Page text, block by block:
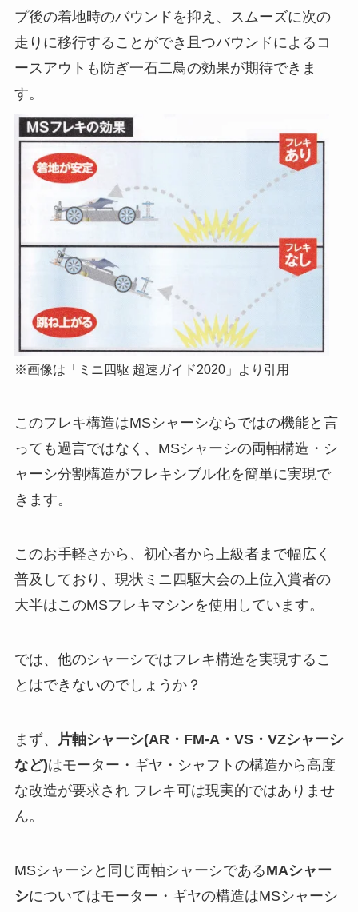
プ後の着地時のバウンドを抑え、スムーズに次の
走りに移行することができ且つバウンドによるコ
ースアウトも防ぎ一石二鳥の効果が期待できま
す。
※画像は「ミニ四駆 超速ガイド2020」より引用
このフレキ構造はMSシャーシならではの機能と言
っても過言ではなく、MSシャーシの両軸構造・シ
ャーシ分割構造がフレキシブル化を簡単に実現で
きます。
このお手軽さから、初心者から上級者まで幅広く
普及しており、現状ミニ四駆大会の上位入賞者の
大半はこのMSフレキマシンを使用しています。
では、他のシャーシではフレキ構造を実現するこ
とはできないのでしょうか？
まず、
片軸シャーシ(AR・FM-A・VS・VZシャーシ
など)はモーター・ギヤ・シャフトの構造から高度
な改造が要求され フレキ可は現実的ではありませ
ん。
MSシャーシと同じ両軸シャーシであるMAシャー
シについてはモーター・ギヤの構造はMSシャーシ